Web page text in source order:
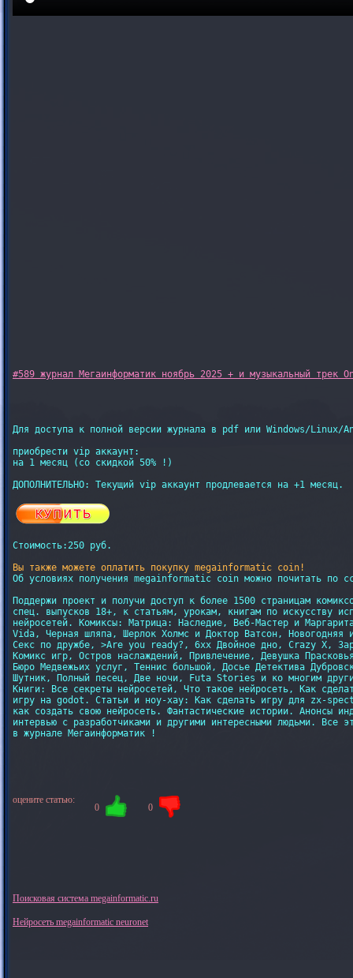
#589 журнал Мегаинформатик ноябрь 2025 + и музыкальный трек
Для доступа к полной версии журнала в pdf или Windows/Linux/
приобрести vip аккаунт:
на 1 месяц (со скидкой 50% !)
Стоимость:250 руб.
Вы также можете оплатить покупку megainformatic coin!
Об условиях получения megainformatic coin можно почитать по
Поддержи проект и получи доступ к более 1500 страницам
спец. выпусков 18+, к статьям, урокам, книгам по искусству
нейросетей. Комиксы: Матрица: Наследие, Веб-Мастер и
Vida, Черная шляпа, Шерлок Холмс и Доктор Ватсон, Новогодняя
Секс по дружбе, >Are you ready?, 6xx Двойное дно, Crazy X,
Комикс игр, Остров наслаждений, Привлечение, Девушка
Бюро Медвежьих услуг, Теннис большой, Досье Детектива
Шутник, Полный песец, Две ночи, Futa Stories и ко многим
Книги: Все секреты нейросетей, Что такое нейросеть, Как
игру на godot. Статьи и ноу-хау: Как сделать игру для zx-
как создать свою нейросеть. Фантастические истории. Анонсы
интервью с разработчиками и другими интересными людьми. Все
в журнале Мегаинформатик !
оцените статью:
0 0
Поисковая система megainformatic.ru
Нейросеть megainformatic neuronet